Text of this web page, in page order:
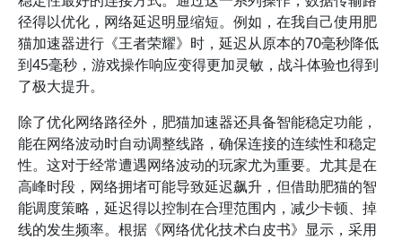
径得以优化，网络延迟明显缩短。例如，在我自己使用肥
猫加速器进行《王者荣耀》时，延迟从原本的70毫秒降低
到45毫秒，游戏操作响应变得更加灵敏，战斗体验也得到
了极大提升。
除了优化网络路径外，肥猫加速器还具备智能稳定功能，
能在网络波动时自动调整线路，确保连接的连续性和稳定
性。这对于经常遭遇网络波动的玩家尤为重要。尤其是在
高峰时段，网络拥堵可能导致延迟飙升，但借助肥猫的智
能调度策略，延迟得以控制在合理范围内，减少卡顿、掉
线的发生频率。根据《网络优化技术白皮书》显示，采用